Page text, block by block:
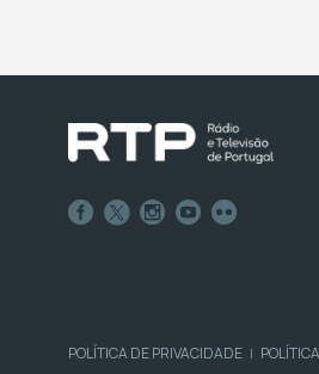
POLÍTICA DE PRIVACIDADE |